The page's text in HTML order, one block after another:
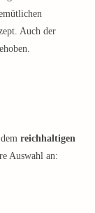
Auch der
reichhaltigen
Auswahl an: